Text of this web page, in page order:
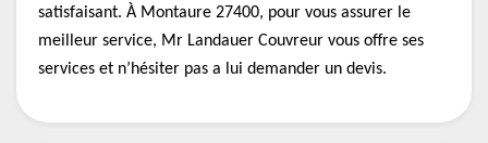
satisfaisant. À Montaure 27400, pour vous assurer le
meilleur service, Mr Landauer Couvreur vous offre ses
services et n’hésiter pas a lui demander un devis.